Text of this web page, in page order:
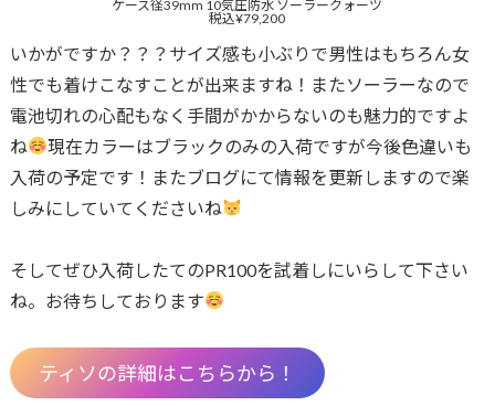
ケース径39mm 10気圧防水 ソーラークォーツ
税込¥79,200
いかがですか？？？サイズ感も小ぶりで男性はもちろん女
性でも着けこなすことが出来ますね！またソーラーなので
電池切れの心配もなく手間がかからないのも魅力的ですよ
ね
現在カラーはブラックのみの入荷ですが今後色違いも
入荷の予定です！またブログにて情報を更新しますので楽
しみにしていてくださいね
そしてぜひ入荷したてのPR100を試着しにいらして下さい
ね。お待ちしております
ティソの詳細はこちらから！